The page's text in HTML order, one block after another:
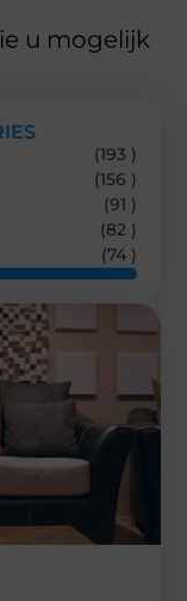
u mogelijk
(193 )
(156 )
(91 )
(82 )
(74 )